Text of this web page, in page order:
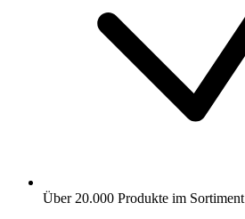
Über 20.000 Produkte im Sortiment